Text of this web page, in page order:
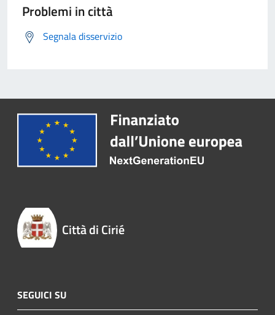
Problemi in città
Segnala disservizio
Città di Cirié
SEGUICI SU